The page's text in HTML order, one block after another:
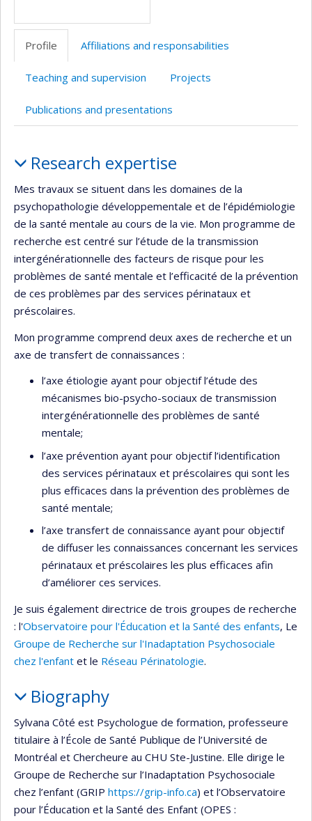
Profile Affiliations and responsabilities
Teaching and supervision Projects
Publications and presentations
Research expertise
Mes travaux se situent dans les domaines de la
psychopathologie développementale et de l’épidémiologie
de la santé mentale au cours de la vie. Mon programme de
recherche est centré sur l’étude de la transmission
intergénérationnelle des facteurs de risque pour les
problèmes de santé mentale et l’efficacité de la prévention
de ces problèmes par des services périnataux et
préscolaires.
Mon programme comprend deux axes de recherche et un
axe de transfert de connaissances :
l’axe étiologie ayant pour objectif l’étude des
mécanismes bio-psycho-sociaux de transmission
intergénérationnelle des problèmes de santé
mentale;
l’axe prévention ayant pour objectif l’identification
des services périnataux et préscolaires qui sont les
plus efficaces dans la prévention des problèmes de
santé mentale;
l’axe transfert de connaissance ayant pour objectif
de diffuser les connaissances concernant les services
périnataux et préscolaires les plus efficaces afin
d’améliorer ces services.
Je suis également directrice de trois groupes de recherche
: l'Observatoire pour l'Éducation et la Santé des enfants, Le
Groupe de Recherche sur l'Inadaptation Psychosociale
chez l'enfant et le Réseau Périnatologie.
Biography
Sylvana Côté est Psychologue de formation, professeure
titulaire à l’École de Santé Publique de l’Université de
Montréal et Chercheure au CHU Ste-Justine. Elle dirige le
Groupe de Recherche sur l’Inadaptation Psychosociale
chez l’enfant (GRIP https://grip-info.ca) et l’Observatoire
pour l’Éducation et la Santé des Enfant (OPES :